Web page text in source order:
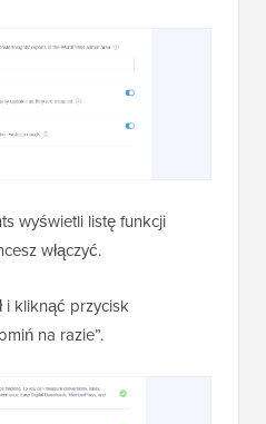
wyświetli listę funkcji
włączyć.
i kliknąć przycisk
na razie”.